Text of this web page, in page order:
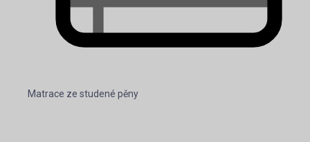
Matrace ze studené pěny